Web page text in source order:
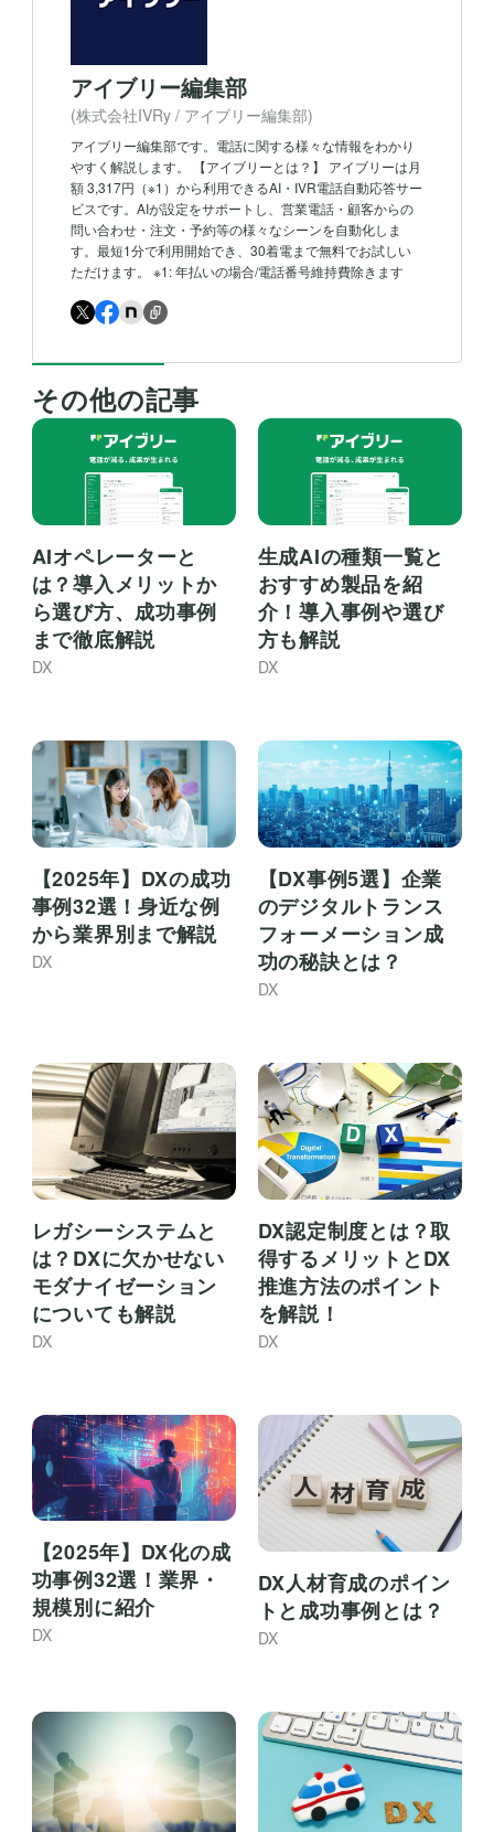
アイブリー編集部
(株式会社IVRy / アイブリー編集部)
アイブリー編集部です。電話に関する様々な情報をわかり
やすく解説します。 【アイブリーとは？】 アイブリーは月
額 3,317円（※1）から利用できるAI・IVR電話自動応答サー
ビスです。AIが設定をサポートし、営業電話・顧客からの
問い合わせ・注文・予約等の様々なシーンを自動化しま
す。最短1分で利用開始でき、30着電まで無料でお試しい
ただけます。 ※1: 年払いの場合/電話番号維持費除きます
その他の記事
AIオペレーターと
は？導入メリットか
ら選び方、成功事例
まで徹底解説
DX
生成AIの種類一覧と
おすすめ製品を紹
介！導入事例や選び
方も解説
DX
【2025年】DXの成功
事例32選！身近な例
から業界別まで解説
DX
【DX事例5選】企業
のデジタルトランス
フォーメーション成
功の秘訣とは？
DX
レガシーシステムと
は？DXに欠かせない
モダナイゼーション
についても解説
DX
DX認定制度とは？取
得するメリットとDX
推進方法のポイント
を解説！
DX
【2025年】DX化の成
功事例32選！業界・
規模別に紹介
DX
DX人材育成のポイン
トと成功事例とは？
DX